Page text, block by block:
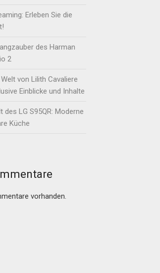
Erleben Sie die
des Harman
2
von Lilith Cavaliere
Einblicke und Inhalte
des LG S95QR: Moderne
Küche
vorhanden.